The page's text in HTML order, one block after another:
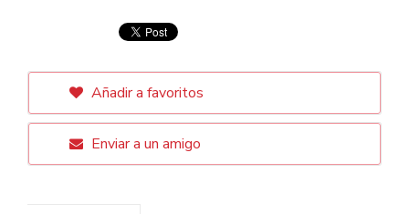
Añadir a favoritos
Enviar a un amigo